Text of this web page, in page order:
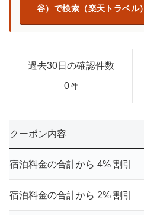
谷）で検索（楽天トラベル）
過去30日の確認件数
0件
クーポン内容
宿泊料金の合計から 4% 割引
宿泊料金の合計から 2% 割引